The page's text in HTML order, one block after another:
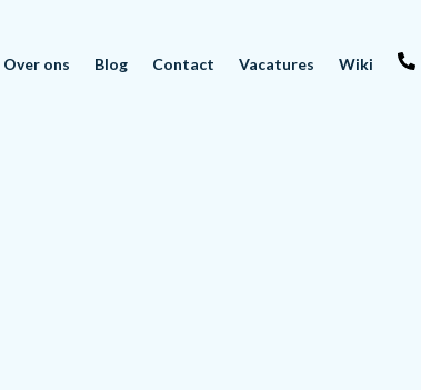
Over ons Blog Contact Vacatures Wiki